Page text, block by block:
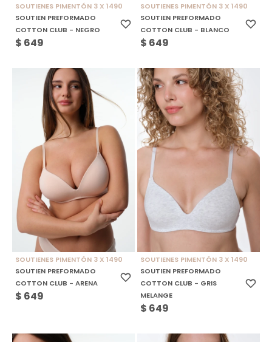
SOUTIENES PIMENTÓN 3 X 1490
SOUTIEN PREFORMADO
COTTON CLUB - NEGRO
$ 649
SOUTIENES PIMENTÓN 3 X 1490
SOUTIEN PREFORMADO
COTTON CLUB - BLANCO
$ 649
SOUTIENES PIMENTÓN 3 X 1490
SOUTIEN PREFORMADO
COTTON CLUB - ARENA
$ 649
SOUTIENES PIMENTÓN 3 X 1490
SOUTIEN PREFORMADO
COTTON CLUB - GRIS
MELANGE
$ 649